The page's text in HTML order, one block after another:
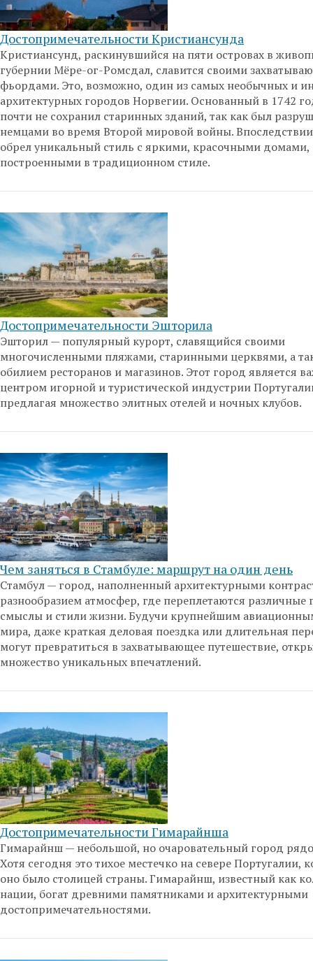
Достопримечательности Кристиансунда
Кристиансунд, раскинувшийся на пяти островах в
губернии Мёре-ог-Ромсдал, славится своими
фьордами. Это, возможно, один из самых необычных и
архитектурных городов Норвегии. Основанный в 1742
почти не сохранил старинных зданий, так как был
немцами во время Второй мировой войны.
обрел уникальный стиль с яркими, красочными домами,
построенными в традиционном стиле.
Достопримечательности Эшторила
Эшторил — популярный курорт, славящийся своими
многочисленными пляжами, старинными церквями, а
обилием ресторанов и магазинов. Этот город является
центром игорной и туристической индустрии
предлагая множество элитных отелей и ночных клубов.
Чем заняться в Стамбуле: маршрут на один день
Стамбул — город, наполненный архитектурными
разнообразием атмосфер, где переплетаются различные
смыслы и стили жизни. Будучи крупнейшим
мира, даже краткая деловая поездка или длительная
могут превратиться в захватывающее путешествие,
множество уникальных впечатлений.
Достопримечательности Гимарайнша
Гимарайнш — небольшой, но очаровательный город
Хотя сегодня это тихое местечко на севере Португалии,
оно было столицей страны. Гимарайнш, известный как
нации, богат древними памятниками и архитектурными
достопримечательностями.